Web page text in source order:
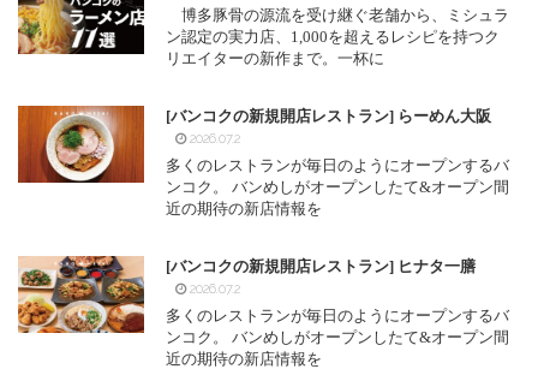
博多豚骨の源流を受け継ぐ老舗から、ミシュラ
ン認定の実力店、1,000を超えるレシピを持つク
リエイターの新作まで。一杯に
[バンコクの新規開店レストラン] らーめん大阪
2026.07.2
多くのレストランが毎日のようにオープンするバ
ンコク。 バンめしがオープンしたて&オープン間
近の期待の新店情報を
[バンコクの新規開店レストラン] ヒナタ一膳
2026.07.2
多くのレストランが毎日のようにオープンするバ
ンコク。 バンめしがオープンしたて&オープン間
近の期待の新店情報を